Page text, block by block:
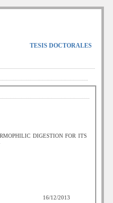
TESIS DOCTORALES
DIGESTION FOR ITS
16/12/2013